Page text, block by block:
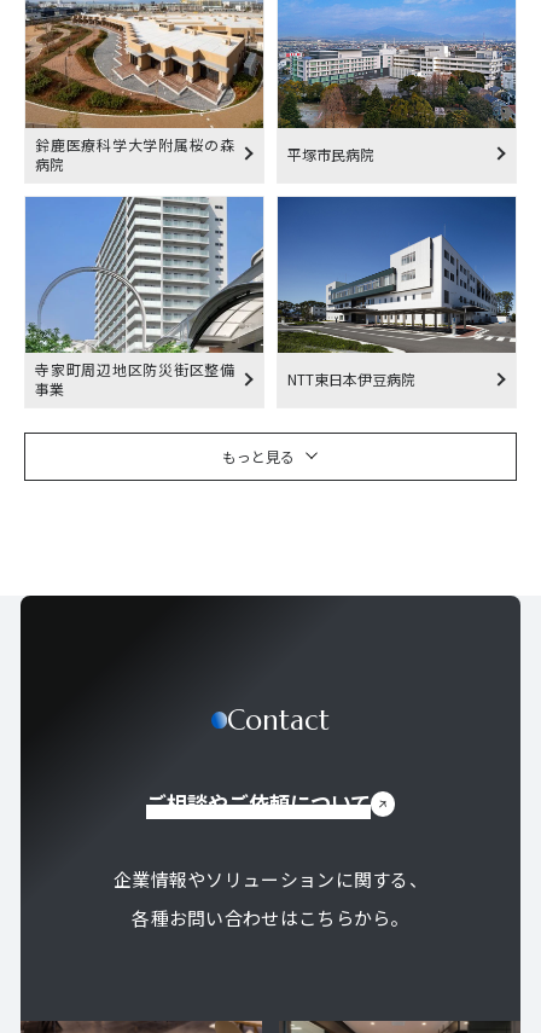
鈴鹿医療科学大学附属桜の森
病院
平塚市民病院
寺家町周辺地区防災街区整備
事業
NTT東日本伊豆病院
もっと見る
Contact
ご相談やご依頼について
企業情報やソリューションに関する、
各種お問い合わせはこちらから。